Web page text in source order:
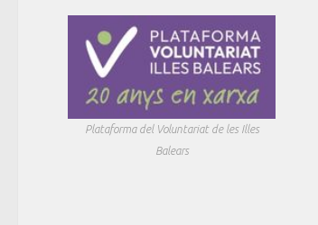
Plataforma del Voluntariat de les Illes
Balears